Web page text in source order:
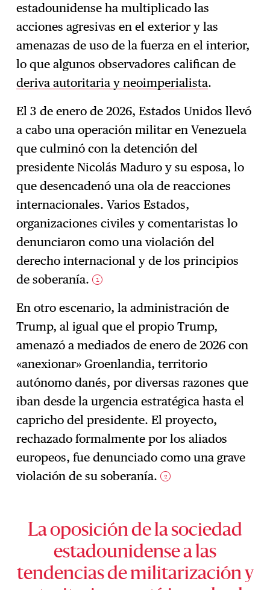
estadounidense ha multiplicado las
acciones agresivas en el exterior y las
amenazas de uso de la fuerza en el interior,
lo que algunos observadores califican de
deriva autoritaria y neoimperialista.
El 3 de enero de 2026, Estados Unidos llevó
a cabo una operación militar en Venezuela
que culminó con la detención del
presidente Nicolás Maduro y su esposa, lo
que desencadenó una ola de reacciones
internacionales. Varios Estados,
organizaciones civiles y comentaristas lo
denunciaron como una violación del
derecho internacional y de los principios
de soberanía. 1
En otro escenario, la administración de
Trump, al igual que el propio Trump,
amenazó a mediados de enero de 2026 con
«anexionar» Groenlandia, territorio
autónomo danés, por diversas razones que
iban desde la urgencia estratégica hasta el
capricho del presidente. El proyecto,
rechazado formalmente por los aliados
europeos, fue denunciado como una grave
violación de su soberanía. 2
La oposición de la sociedad
estadounidense a las
tendencias de militarización y